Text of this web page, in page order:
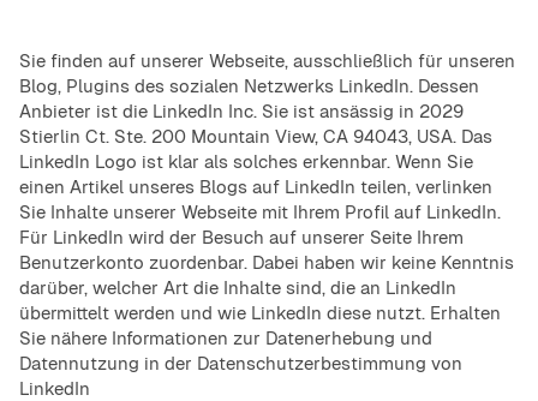
Sie finden auf unserer Webseite, ausschließlich für unseren
Blog, Plugins des sozialen Netzwerks LinkedIn. Dessen
Anbieter ist die LinkedIn Inc. Sie ist ansässig in 2029
Stierlin Ct. Ste. 200 Mountain View, CA 94043, USA. Das
LinkedIn Logo ist klar als solches erkennbar. Wenn Sie
einen Artikel unseres Blogs auf LinkedIn teilen, verlinken
Sie Inhalte unserer Webseite mit Ihrem Profil auf LinkedIn.
Für LinkedIn wird der Besuch auf unserer Seite Ihrem
Benutzerkonto zuordenbar. Dabei haben wir keine Kenntnis
darüber, welcher Art die Inhalte sind, die an LinkedIn
übermittelt werden und wie LinkedIn diese nutzt. Erhalten
Sie nähere Informationen zur Datenerhebung und
Datennutzung in der Datenschutzerbestimmung von
LinkedIn